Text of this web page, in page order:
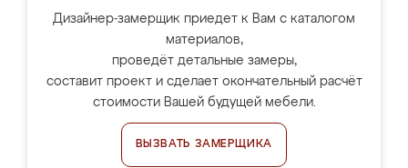
Дизайнер-замерщик приедет к Вам с каталогом
материалов,
проведёт детальные замеры,
составит проект и сделает окончательный расчёт
стоимости Вашей будущей мебели.
ВЫЗВАТЬ ЗАМЕРЩИКА